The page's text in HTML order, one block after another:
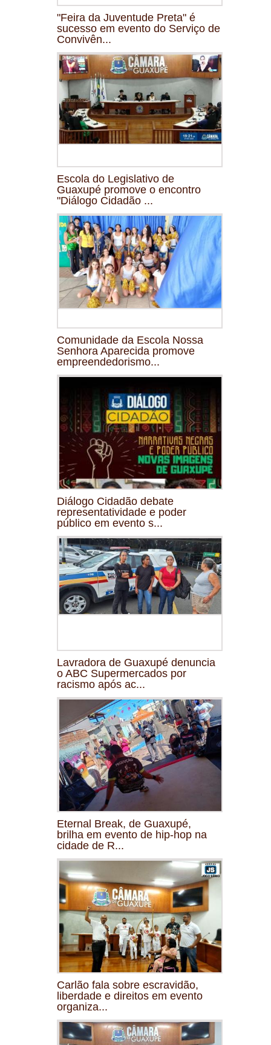
"Feira da Juventude Preta" é
sucesso em evento do Serviço de
Convivên...
Escola do Legislativo de
Guaxupé promove o encontro
"Diálogo Cidadão ...
Comunidade da Escola Nossa
Senhora Aparecida promove
empreendedorismo...
Diálogo Cidadão debate
representatividade e poder
público em evento s...
Lavradora de Guaxupé denuncia
o ABC Supermercados por
racismo após ac...
Eternal Break, de Guaxupé,
brilha em evento de hip-hop na
cidade de R...
Carlão fala sobre escravidão,
liberdade e direitos em evento
organiza...